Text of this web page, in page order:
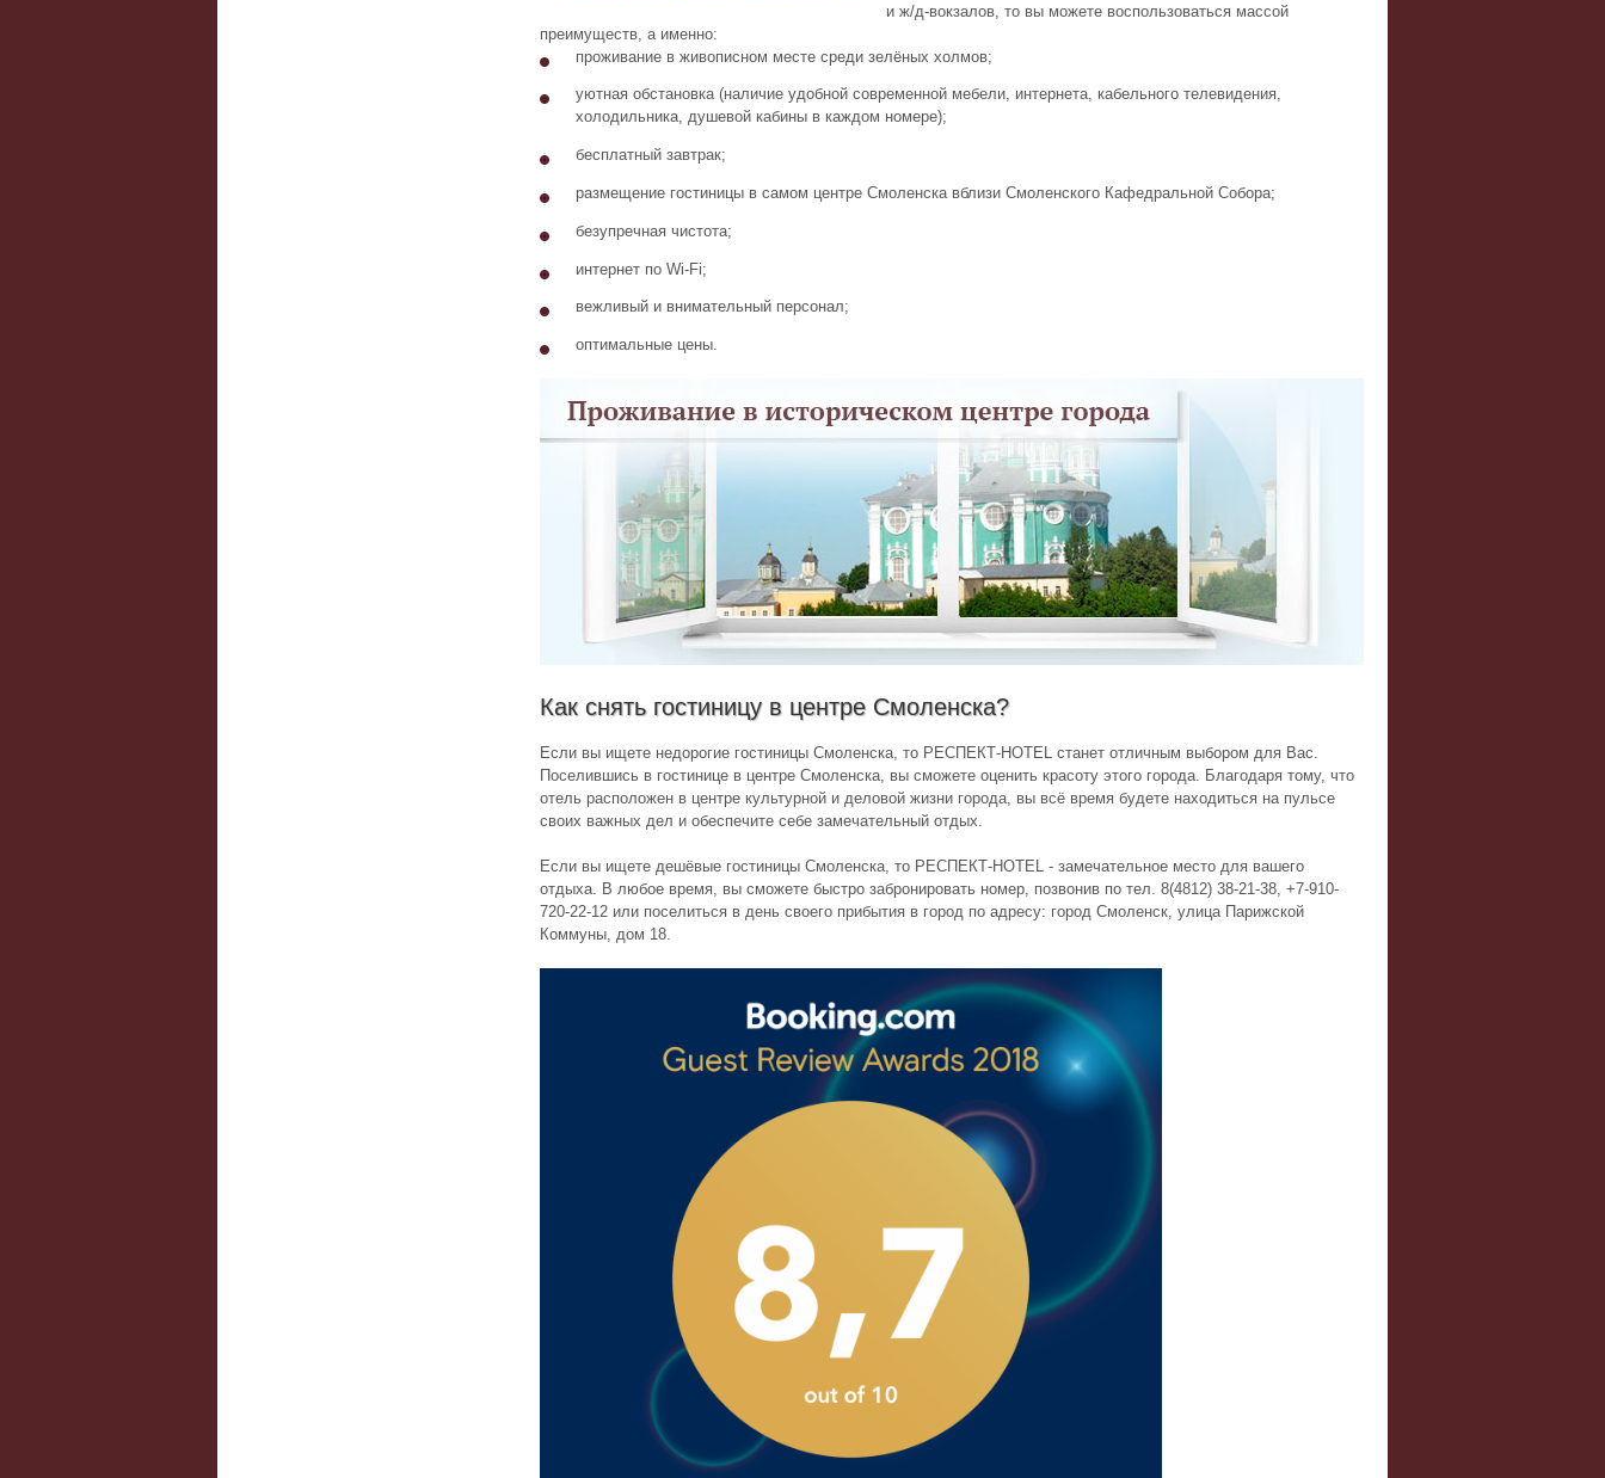
и ж/д-вокзалов, то вы можете воспользоваться массой
преимуществ, а именно:
проживание в живописном месте среди зелёных холмов;
уютная обстановка (наличие удобной современной мебели, интернета, кабельного телевидения,
холодильника, душевой кабины в каждом номере);
бесплатный завтрак;
размещение гостиницы в самом центре Смоленска вблизи Смоленского Кафедральной Собора;
безупречная чистота;
интернет по Wi-Fi;
вежливый и внимательный персонал;
оптимальные цены.
Как снять гостиницу в центре Смоленска?
Если вы ищете недорогие гостиницы Смоленска, то РЕСПЕКТ-HOTEL станет отличным выбором для Вас.
Поселившись в гостинице в центре Смоленска, вы сможете оценить красоту этого города. Благодаря тому, что
отель расположен в центре культурной и деловой жизни города, вы всё время будете находиться на пульсе
своих важных дел и обеспечите себе замечательный отдых.
Если вы ищете дешёвые гостиницы Смоленска, то РЕСПЕКТ-HOTEL - замечательное место для вашего
отдыха. В любое время, вы сможете быстро забронировать номер, позвонив по тел. 8(4812) 38-21-38, +7-910-
720-22-12 или поселиться в день своего прибытия в город по адресу: город Смоленск, улица Парижской
Коммуны, дом 18.